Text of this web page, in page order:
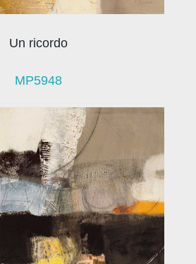
Un ricordo
MP5948